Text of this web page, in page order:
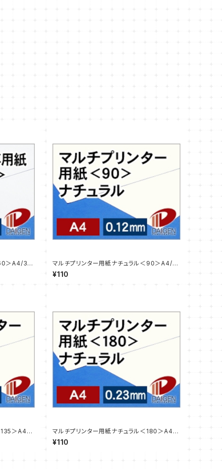
＞A4/3枚
マルチプリンター用紙ナチュラル＜90＞A4/3
枚【サンプル販売】
¥110
135＞A4/3
マルチプリンター用紙ナチュラル＜180＞A4/3
枚【サンプル販売】
¥110